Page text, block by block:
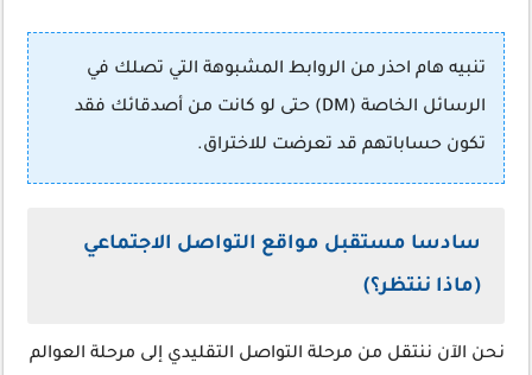
تنبيه هام احذر من الروابط المشبوهة التي تصلك في
الرسائل الخاصة (DM) حتى لو كانت من أصدقائك فقد
تكون حساباتهم قد تعرضت للاختراق.
سادسا مستقبل مواقع التواصل الاجتماعي
(ماذا ننتظر؟)
نحن الآن ننتقل من مرحلة التواصل التقليدي إلى مرحلة العوالم